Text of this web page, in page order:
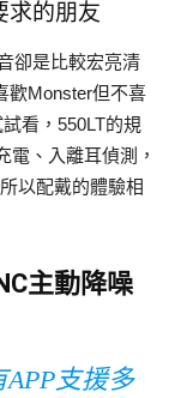
求的朋友
卻是比較宏亮清
歡Monster但不喜
看，550LT的規
電、入離耳偵測，
以配戴的體驗相
主動降噪
支援多